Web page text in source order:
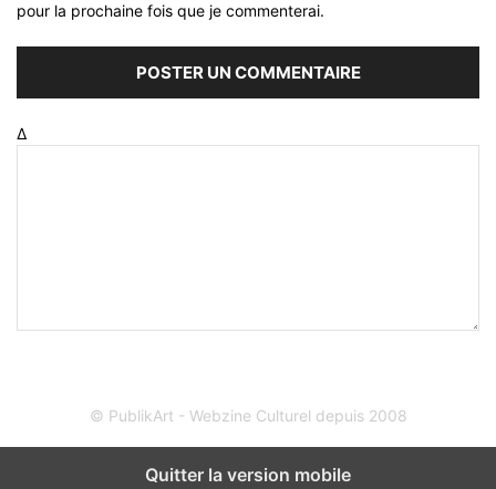
pour la prochaine fois que je commenterai.
Δ
© PublikArt - Webzine Culturel depuis 2008
Quitter la version mobile